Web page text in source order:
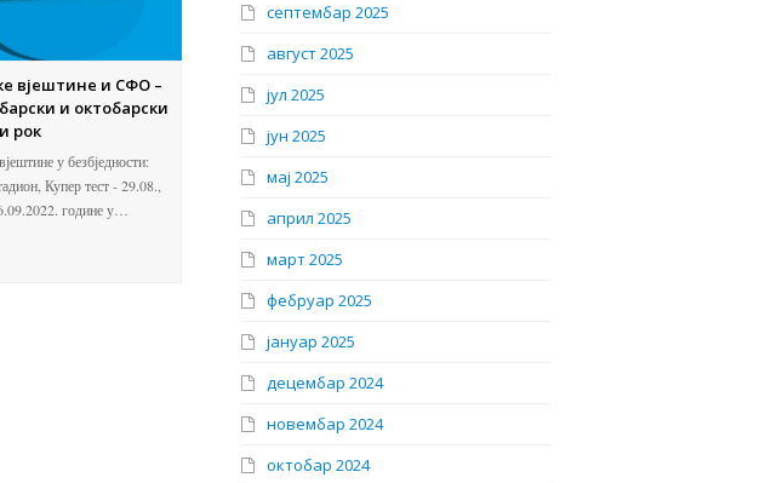
вјештине и СФО –
и октобарски
рок
у безбједности:
Купер тест - 29.08.,
године у…
септембар 2025
август 2025
јул 2025
јун 2025
мај 2025
април 2025
март 2025
фебруар 2025
јануар 2025
децембар 2024
новембар 2024
октобар 2024